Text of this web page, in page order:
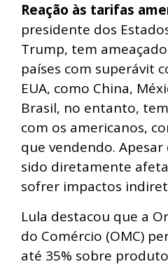
Reação às tarifas
presidente dos
Trump, tem
países com superávit
EUA, como China,
Brasil, no entanto,
com os americanos,
que vendendo.
sido diretamente
sofrer impactos
Lula destacou que a
do Comércio (OMC)
até 35% sobre